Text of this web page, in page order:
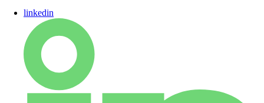
linkedin